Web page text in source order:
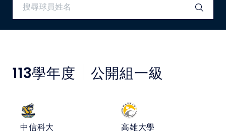
媒體文章
聯絡我們
POLICY
隱私權政策
113學年度 公開組一級
中信科大 高雄大學